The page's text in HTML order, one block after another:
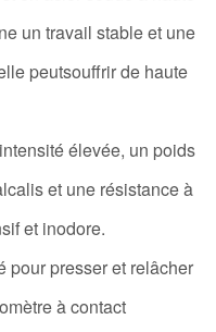
un travail stable et une
peutsouffrir de haute
élevée, un poids
et une résistance à
et inodore.
pour presser et relâcher
à contact